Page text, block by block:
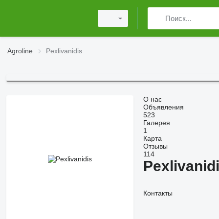
Agroline Pexlivanidis
О нас
Объявления
523
Галерея
1
Карта
Отзывы
114
Контакты